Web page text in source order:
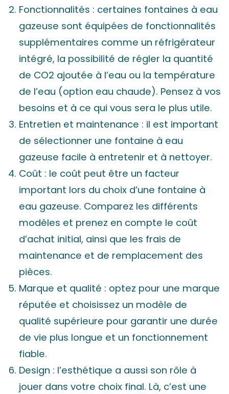
Fonctionnalités : certaines fontaines à eau
gazeuse sont équipées de fonctionnalités
supplémentaires comme un réfrigérateur
intégré, la possibilité de régler la quantité
de CO2 ajoutée à l’eau ou la température
de l’eau (option eau chaude). Pensez à vos
besoins et à ce qui vous sera le plus utile.
Entretien et maintenance : il est important
de sélectionner une fontaine à eau
gazeuse facile à entretenir et à nettoyer.
Coût : le coût peut être un facteur
important lors du choix d’une fontaine à
eau gazeuse. Comparez les différents
modèles et prenez en compte le coût
d’achat initial, ainsi que les frais de
maintenance et de remplacement des
pièces.
Marque et qualité : optez pour une marque
réputée et choisissez un modèle de
qualité supérieure pour garantir une durée
de vie plus longue et un fonctionnement
fiable.
Design : l’esthétique a aussi son rôle à
jouer dans votre choix final. Là, c’est une